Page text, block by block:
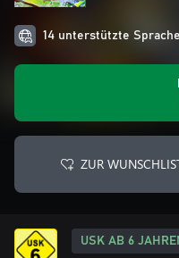
14 unterstützte
ZUR
USK AB 6